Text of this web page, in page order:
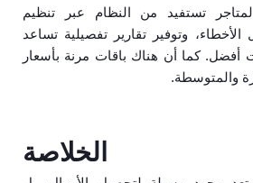
تستفيد من النظام عبر تنظيم
الأخطاء، وتوفير تقارير تفصيلية تساعد
أفضل. كما أن هناك باقات مرنة بأسعار
والمتوسطة.
الخلاصة